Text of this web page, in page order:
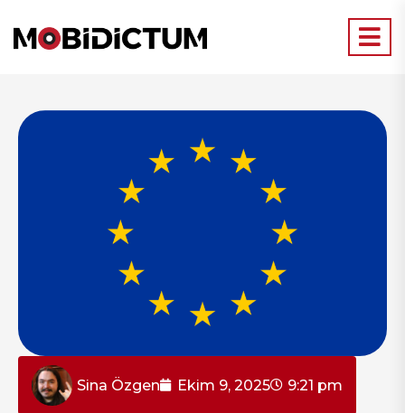
Sina Özgen Ekim 9, 2025 9:21 pm